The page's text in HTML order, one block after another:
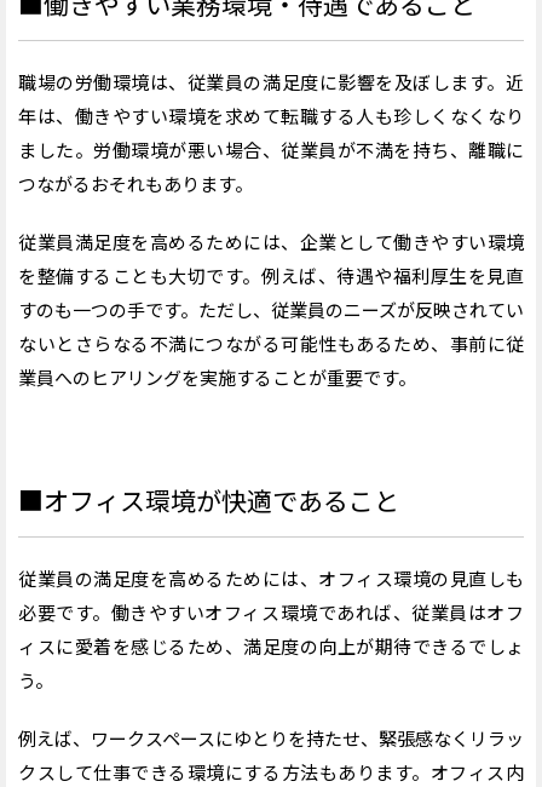
職場の労働環境は、従業員の満足度に影響を及ぼします。近
年は、働きやすい環境を求めて転職する人も珍しくなくなり
ました。労働環境が悪い場合、従業員が不満を持ち、離職に
つながるおそれもあります。
従業員満足度を高めるためには、企業として働きやすい環境
を整備することも大切です。例えば、待遇や福利厚生を見直
すのも一つの手です。ただし、従業員のニーズが反映されてい
ないとさらなる不満につながる可能性もあるため、事前に従
業員へのヒアリングを実施することが重要です。
■オフィス環境が快適であること
従業員の満足度を高めるためには、オフィス環境の見直しも
必要です。働きやすいオフィス環境であれば、従業員はオフ
ィスに愛着を感じるため、満足度の向上が期待できるでしょ
う。
例えば、ワークスペースにゆとりを持たせ、緊張感なくリラッ
クスして仕事できる環境にする方法もあります。オフィス内